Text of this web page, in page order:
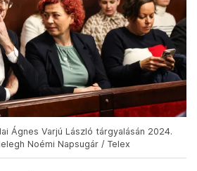
Ágnes Varjú László tárgyalásán 2024.
Noémi Napsugár / Telex